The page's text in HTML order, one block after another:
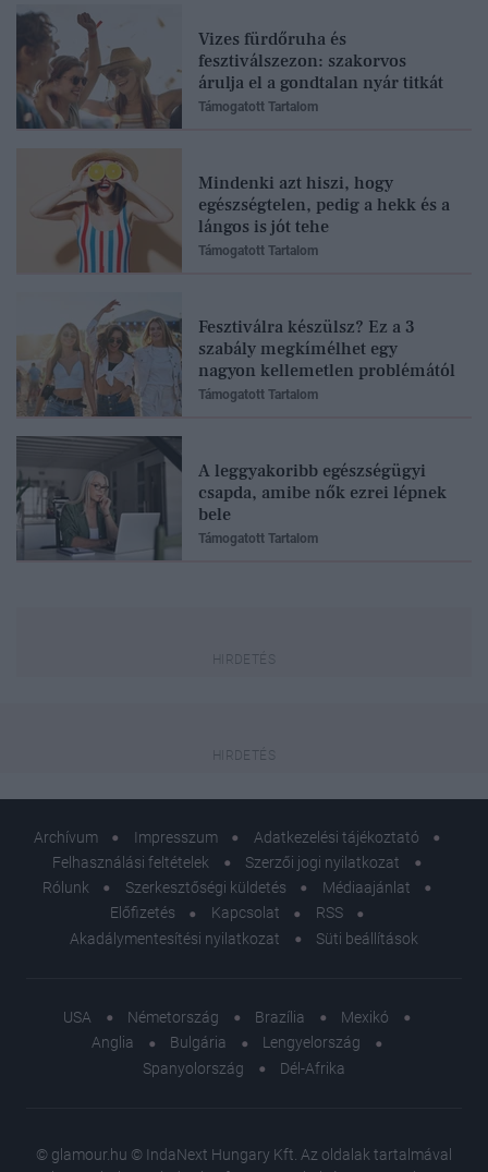
Vizes fürdőruha és
fesztiválszezon: szakorvos
árulja el a gondtalan nyár titkát
Támogatott Tartalom
Mindenki azt hiszi, hogy
egészségtelen, pedig a hekk és a
lángos is jót tehe
Támogatott Tartalom
Fesztiválra készülsz? Ez a 3
szabály megkímélhet egy
nagyon kellemetlen problémától
Támogatott Tartalom
A leggyakoribb egészségügyi
csapda, amibe nők ezrei lépnek
bele
Támogatott Tartalom
Archívum Impresszum
Adatkezelési tájékoztató
Felhasználási feltételek
Szerzői jogi nyilatkozat
Rólunk
Szerkesztőségi küldetés
Médiaajánlat
Előfizetés
Kapcsolat
RSS
Akadálymentesítési nyilatkozat
Süti beállítások
USA Németország Brazília
Mexikó
Anglia
Bulgária
Lengyelország
Spanyolország
Dél-Afrika
© glamour.hu © IndaNext Hungary Kft. Az oldalak tartalmával